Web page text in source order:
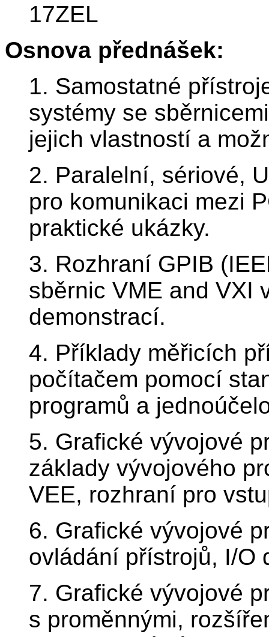
17ZEL
Osnova přednášek:
1. Samostatné
systémy se
jejich vlastností a
2. Paralelní, sériové,
pro komunikaci mezi
praktické ukázky.
3. Rozhraní GPIB
sběrnic VME and VXI
demonstrací.
4. Příklady měřicích
počítačem pomocí
programů a
5. Grafické vývojové
základy vývojového
VEE, rozhraní pro
6. Grafické vývojové
ovládání přístrojů, I/O
7. Grafické vývojové
s proměnnými,